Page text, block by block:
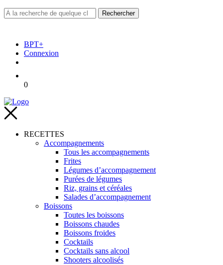
BPT+
Connexion
0
RECETTES
Accompagnements
Tous les accompagnements
Frites
Légumes d’accompagnement
Purées de légumes
Riz, grains et céréales
Salades d’accompagnement
Boissons
Toutes les boissons
Boissons chaudes
Boissons froides
Cocktails
Cocktails sans alcool
Shooters alcoolisés